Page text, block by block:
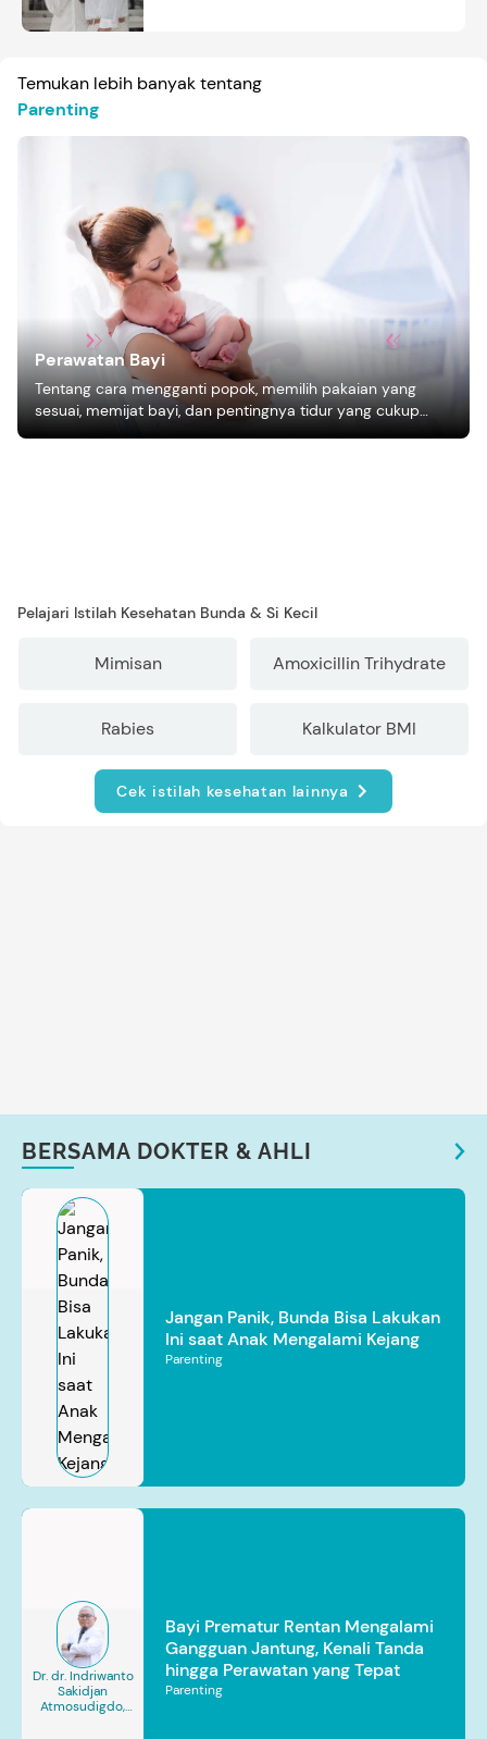
Temukan lebih banyak tentang
Parenting
Perawatan Bayi
Tentang cara mengganti popok, memilih pakaian yang
sesuai, memijat bayi, dan pentingnya tidur yang cukup
bagi pertumbuhan bayi.
Pelajari Istilah Kesehatan Bunda & Si Kecil
Mimisan Amoxicillin Trihydrate
Rabies Kalkulator BMI
Cek istilah kesehatan lainnya
BERSAMA DOKTER & AHLI
Jangan Panik, Bunda Bisa Lakukan
Ini saat Anak Mengalami Kejang
Parenting
Dr. dr. Indriwanto
Sakidjan
Atmosudigdo,
Bayi Prematur Rentan Mengalami
Gangguan Jantung, Kenali Tanda
hingga Perawatan yang Tepat
Parenting